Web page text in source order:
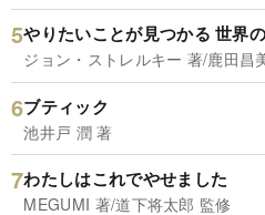
やりたいことが見つかる 世界
ジョン・ストレルキー 著/鹿田昌
ブティック
池井戸 潤 著
わたしはこれでやせました
MEGUMI 著/道下将太郎 監修